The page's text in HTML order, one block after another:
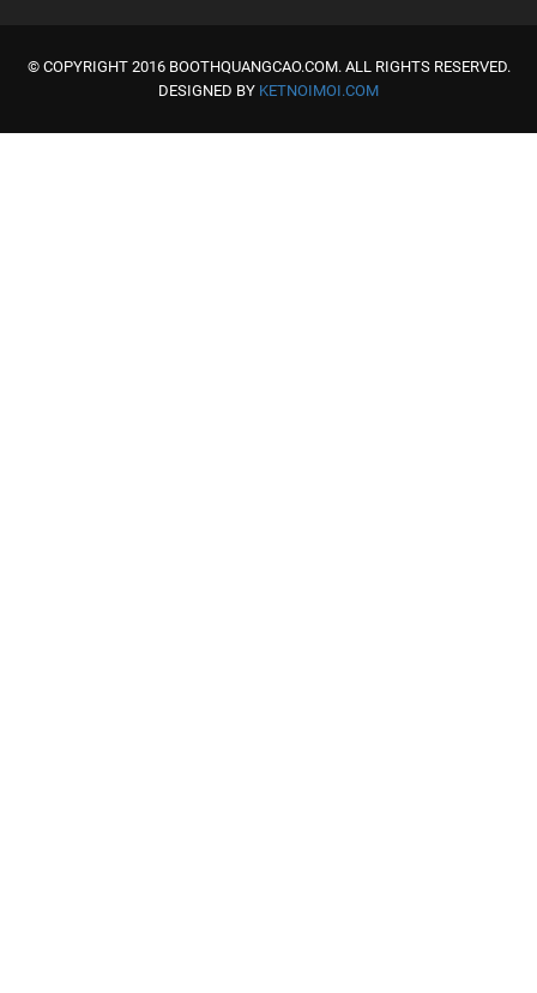
© COPYRIGHT 2016 BOOTHQUANGCAO.COM. ALL RIGHTS RESERVED.
DESIGNED BY KETNOIMOI.COM